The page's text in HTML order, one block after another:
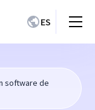
ES
software de